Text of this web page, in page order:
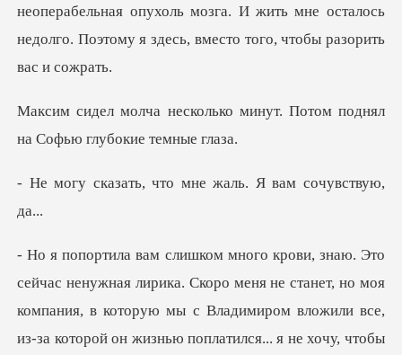
перабельная опухоль мозга. И жить мне осталось
недолго. П
ко минут. Потом поднял
на
что мне жаль. Я в
оро меня не станет, но моя
компания, в которую мы с Владимиром вложили все,
из